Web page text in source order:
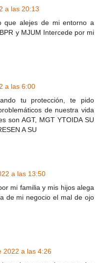
a las 20:13
que alejes de mi entorno a
y MJUM Intercede por mi
a las 6:00
tu protección, te pido
de nuestra vida
son AGT, MGT YTOIDA SU
A SU
a las 13:50
mi familia y mis hijos alega
de mi negocio el mal de ojo
2022 a las 4:26